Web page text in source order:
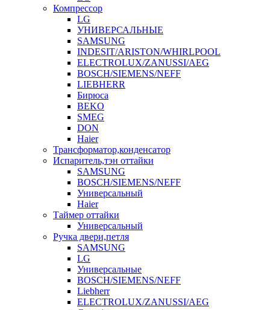
Компрессор
LG
УНИВЕРСАЛЬНЫЕ
SAMSUNG
INDESIT/ARISTON/WHIRLPOOL
ELECTROLUX/ZANUSSI/AEG
BOSCH/SIEMENS/NEFF
LIEBHERR
Бирюса
BEKO
SMEG
DON
Haier
Трансформатор,конденсатор
Испаритель,тэн оттайки
SAMSUNG
BOSCH/SIEMENS/NEFF
Универсальный
Haier
Таймер оттайки
Универсальный
Ручка двери,петля
SAMSUNG
LG
Универсальные
BOSCH/SIEMENS/NEFF
Liebherr
ELECTROLUX/ZANUSSI/AEG